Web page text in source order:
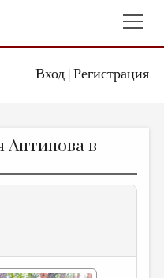
Вход| Регистрация
Антипова в